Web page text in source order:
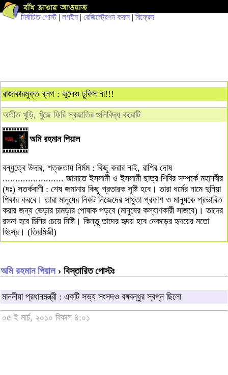
নির্বাচিত পোস্ট| লগইন | রেজিস্ট্রেশন করুন | রিফ্রেস
রাজাকারমুক্ত ব্লগ : ভুলেও ঢুকিস না!!!
অতীত খুড়ি, খুঁজে ফিরি স্বজাতির গুলিবিদ্ধ করোটি
অমি রহমান পিয়াল
বন্ধুত্বে উদার, শত্রুতায় নির্মম : কিছু করার নাই, রাশির দোষ
........................ জামাতে ইসলামী ও ইসলামী ছাত্র শিবির সম্পর্কে মহানবীর
(দঃ) সতর্কবাণী : শেষ জমানায় কিছু প্রতারক সৃষ্টি হবে। তারা ধর্মের নামে দুনিয়া
শিকার করবে। তারা মানুষের নিকট নিজেদের সাধুতা প্রকাশ ও মানুষকে প্রভাবিত
করার জন্য ভেড়ার চামড়ার পোষাক পড়বে (মানুষের কল্যাণকারী সাজবে)। তাদের
রসনা হবে চিনির চেয়ে মিষ্টি। কিন্তু তাদের হৃদয় হবে নেকড়ের হৃদয়ের মতো
হিংস্র। (তিরমিজী)
অমি রহমান পিয়াল› বিস্তারিত পোস্টঃ
মাননীয়া প্রধানমন্ত্রী : একটি সভ্য সংসদও বঙ্গবন্ধুর স্বপ্ন ছিলো
০৫ ই মার্চ, ২০১০ বিকাল ৪:০১